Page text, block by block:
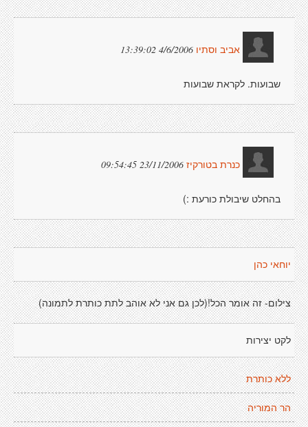
אביב וסתיו 4/6/2006 13:39:02
שבועות. לקראת שבועות
כנרת בטורקיז 23/11/2006 09:54:45
בהחלט שיבולת כורעת :)
יוחאי כהן
צילום- זה אומר הכל!(לכן גם אני לא אוהב לתת כותרת לתמונה)
לקט יצירות
ללא כותרת
הר המוריה